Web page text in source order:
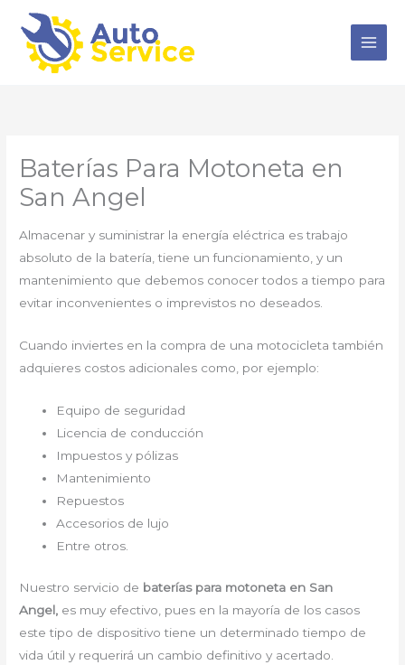
contenido
Baterías Para Motoneta en
San Angel
Almacenar y suministrar la energía eléctrica es trabajo
absoluto de la batería, tiene un funcionamiento, y un
mantenimiento que debemos conocer todos a tiempo para
evitar inconvenientes o imprevistos no deseados.
Cuando inviertes en la compra de una motocicleta también
adquieres costos adicionales como, por ejemplo:
Equipo de seguridad
Licencia de conducción
Impuestos y pólizas
Mantenimiento
Repuestos
Accesorios de lujo
Entre otros.
Nuestro servicio de baterías para motoneta en San
Angel, es muy efectivo, pues en la mayoría de los casos
este tipo de dispositivo tiene un determinado tiempo de
vida útil y requerirá un cambio definitivo y acertado.